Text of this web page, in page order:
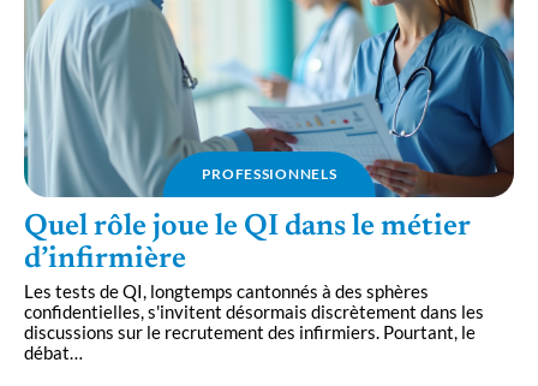
PROFESSIONNELS
Quel rôle joue le QI dans le métier
d’infirmière
Les tests de QI, longtemps cantonnés à des sphères
confidentielles, s'invitent désormais discrètement dans les
discussions sur le recrutement des infirmiers. Pourtant, le
débat…